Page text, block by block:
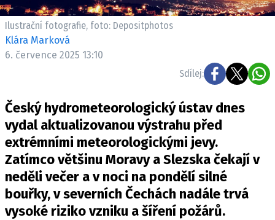
Ilustrační fotografie, foto: Depositphotos
Klára Marková
6. července 2025 13:10
Sdílej:
Český hydrometeorologický ústav dnes
vydal aktualizovanou výstrahu před
extrémními meteorologickými jevy.
Zatímco většinu Moravy a Slezska čekají v
neděli večer a v noci na pondělí silné
bouřky, v severních Čechách nadále trvá
vysoké riziko vzniku a šíření požárů.